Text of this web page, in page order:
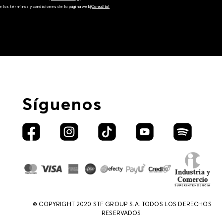
los términos y condiciones de la página web‎(Consúltal
Síguenos
© COPYRIGHT 2020 STF GROUP S.A. TODOS LOS DERECHOS
RESERVADOS.